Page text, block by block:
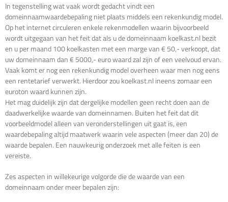
In tegenstelling wat vaak wordt gedacht vindt een
domeinnaamwaardebepaling niet plaats middels een rekenkundig model.
Op het internet circuleren enkele rekenmodellen waarin bijvoorbeeld
wordt uitgegaan van het feit dat als u de domeinnaam koelkast.nl bezit
en u per maand 100 koelkasten met een marge van € 50,- verkoopt, dat
uw domeinnaam dan € 5000,- euro waard zal zijn of een veelvoud ervan.
Vaak komt er nog een rekenkundig model overheen waar men nog eens
een rentetarief verwerkt. Hierdoor zou koelkast.nl ineens zomaar een
euroton waard kunnen zijn.
Het mag duidelijk zijn dat dergelijke modellen geen recht doen aan de
daadwerkelijke waarde van domeinnamen. Buiten het feit dat dit
voorbeeldmodel alleen van veronderstellingen uit gaat is, een
waardebepaling altijd maatwerk waarin vele aspecten (meer dan 20) de
waarde bepalen. Een nauwkeurig onderzoek met alle feiten is een
vereiste.
Zes aspecten in willekeurige volgorde die de waarde van een
domeinnaam onder meer bepalen zijn: